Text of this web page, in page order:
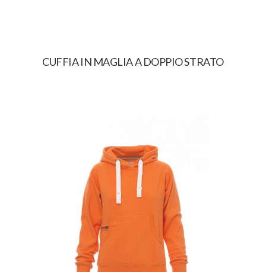
CUFFIA IN MAGLIA A DOPPIO STRATO